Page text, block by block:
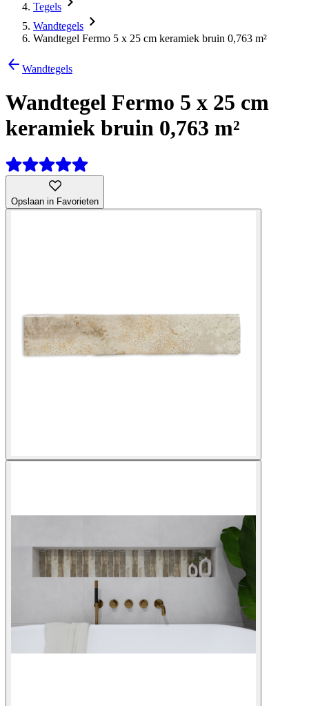
Tegels
Wandtegels
Wandtegel Fermo 5 x 25 cm keramiek bruin 0,763 m²
Wandtegels
Wandtegel Fermo 5 x 25 cm
keramiek bruin 0,763 m²
Opslaan in Favorieten